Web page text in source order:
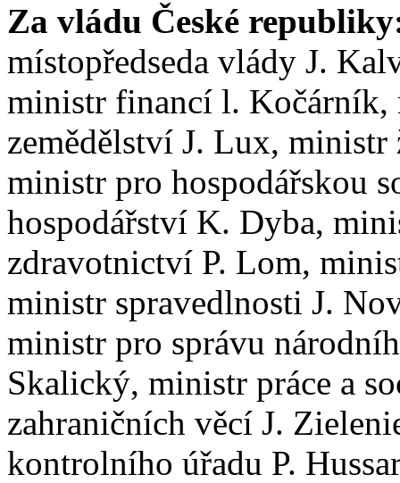
Za vládu České
místopředseda vlády J.
ministr financí l. Kočárník,
zemědělství J. Lux,
ministr pro hospodářskou
hospodářství K. Dyba,
zdravotnictví P. Lom,
ministr spravedlnosti J.
ministr pro správu
Skalický, ministr práce a
zahraničních věcí J.
kontrolního úřadu P.